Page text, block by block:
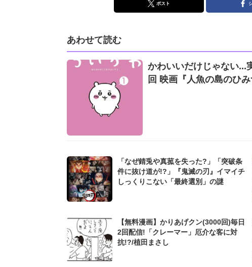
ポスト
あわせて読む
かわいいだけじゃない...
回 映画『人魚の島のひ
「なぜ錆兎や真菰を失った?」「突破条
件に抜け道が!?」『鬼滅の刃』イマイチ
しっくりこない「最終選別」の謎
【無料漫画】かりあげクン(3000回)毎日
2回配信!「クレーマー」厄介な客に対
抗!?/植田まさし